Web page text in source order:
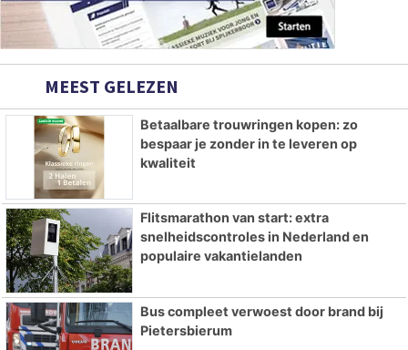
MEEST GELEZEN
Betaalbare trouwringen kopen: zo
bespaar je zonder in te leveren op
kwaliteit
Flitsmarathon van start: extra
snelheidscontroles in Nederland en
populaire vakantielanden
Bus compleet verwoest door brand bij
Pietersbierum